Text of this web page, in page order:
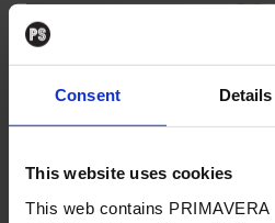
Consent Details
This website uses cookies
This web contains PRIMAVERA